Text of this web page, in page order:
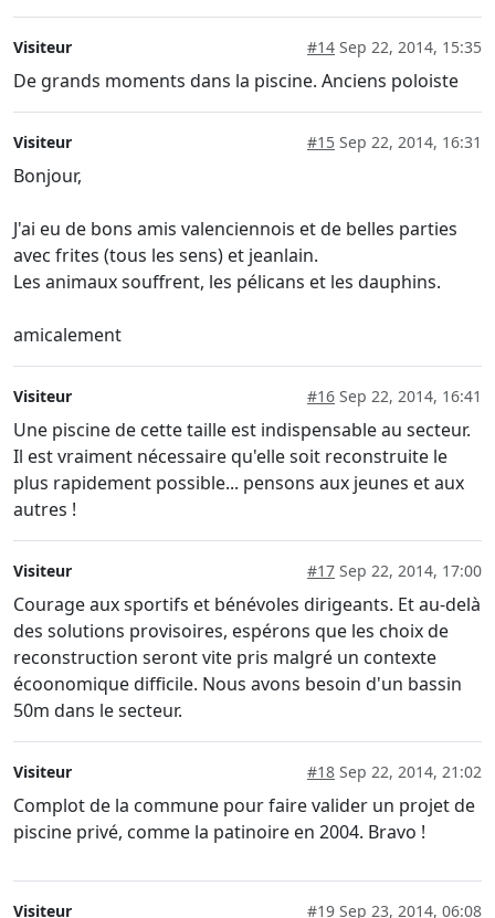
Visiteur #14 Sep 22, 2014, 15:35
De grands moments dans la piscine. Anciens poloiste
Visiteur #15 Sep 22, 2014, 16:31
Bonjour,
J'ai eu de bons amis valenciennois et de belles parties
avec frites (tous les sens) et jeanlain.
Les animaux souffrent, les pélicans et les dauphins.
amicalement
Visiteur #16 Sep 22, 2014, 16:41
Une piscine de cette taille est indispensable au secteur.
Il est vraiment nécessaire qu'elle soit reconstruite le
plus rapidement possible... pensons aux jeunes et aux
autres !
Visiteur #17 Sep 22, 2014, 17:00
Courage aux sportifs et bénévoles dirigeants. Et au-delà
des solutions provisoires, espérons que les choix de
reconstruction seront vite pris malgré un contexte
écoonomique difficile. Nous avons besoin d'un bassin
50m dans le secteur.
Visiteur #18 Sep 22, 2014, 21:02
Complot de la commune pour faire valider un projet de
piscine privé, comme la patinoire en 2004. Bravo !
Visiteur #19 Sep 23, 2014, 06:08